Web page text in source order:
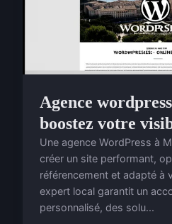
Agence
boostez votre
Une agence WordPress à
créer un site performant,
référencement et adapté à
expert local garantit un
personnalisé, des solu...